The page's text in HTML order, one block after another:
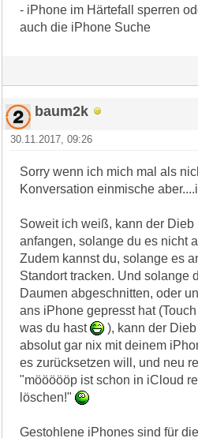
- iPhone im Härtefall sperren
auch die iPhone Suche
baum2k
30.11.2017, 09:26
Sorry wenn ich mich mal als
Konversation einmische
Soweit ich weiß, kann der
anfangen, solange du es nicht
Zudem kannst du, solange es
Standort tracken. Und solange
Daumen abgeschnitten, oder
ans iPhone gepresst hat
was du hast
), kann der
absolut gar nix mit deinem
es zurücksetzen will, und neu
"möööööp ist schon in iCloud
löschen!"
Gestohlene iPhones sind für